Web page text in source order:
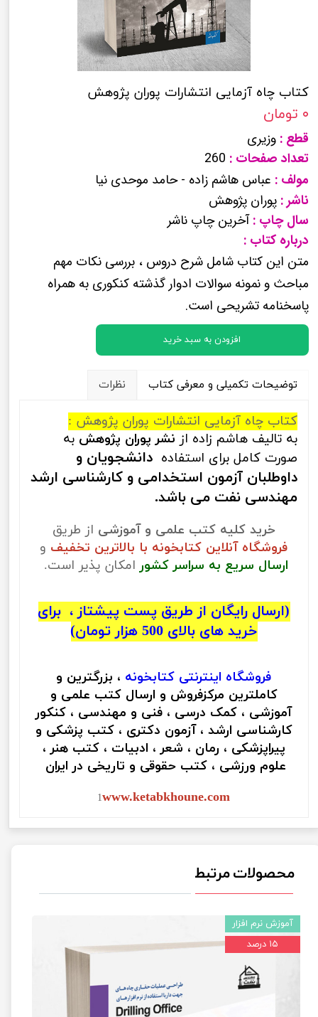
کتاب چاه آزمایی انتشارات پوران پژوهش
۰ تومان
قطع : وزیری
تعداد صفحات :
مولف : عباس هاشم زاده - حامد موحدی نیا
ناشر : پوران پژوهش
سال چاپ :آخرین چاپ ناشر
درباره کتاب :
متن این کتاب شامل شرح دروس ، بررسی نکات مهم
مباحث و نمونه سوالات ادوار گذشته کنکوری به همراه
پاسخنامه تشریحی است.
افزودن به سبد خرید
توضیحات تکمیلی و معرفی کتاب نظرات
کتاب چاه آزمایی انتشارات پوران پژوهش :
به تالیف هاشم زاده از نشر پوران پژوهش به
صورت کامل برای استفاده دانشجویان و
داوطلبان آزمون استخدامی و کارشناسی ارشد
مهندسی نفت می باشد.
خرید کلیه کتب علمی و آموزشی از طریق
فروشگاه آنلاین کتابخونه با بالاترین تخفیف و
ارسال سریع به سراسر کشور امکان پذیر است.
(ارسال رایگان از طریق پست پیشتاز ، برای
خرید های بالای 500 هزار تومان)
فروشگاه اینترنتی کتابخونه ، بزرگترین و
کاملترین مرکزفروش و ارسال کتب علمی و
آموزشی ، کمک درسی ، فنی و مهندسی ، کنکور
کارشناسی ارشد ، آزمون دکتری ، کتب پزشکی و
پیراپزشکی ، رمان ، شعر ، ادبیات ، کتب هنر ،
علوم ورزشی ، کتب حقوقی و تاریخی در ایران
1www.ketabkhoune.com
محصولات مرتبط
آموزش نرم افزار
۱۵ درصد